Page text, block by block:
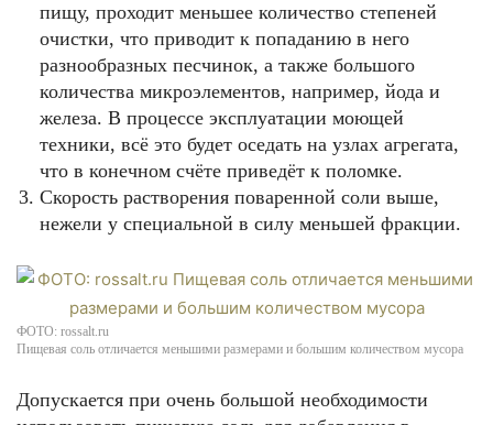
пищу, проходит меньшее количество степеней
очистки, что приводит к попаданию в него
разнообразных песчинок, а также большого
количества микроэлементов, например, йода и
железа. В процессе эксплуатации моющей
техники, всё это будет оседать на узлах агрегата,
что в конечном счёте приведёт к поломке.
Скорость растворения поваренной соли выше,
нежели у специальной в силу меньшей фракции.
ФОТО: rossalt.ru
Пищевая соль отличается меньшими размерами и большим количеством мусора
Допускается при очень большой необходимости